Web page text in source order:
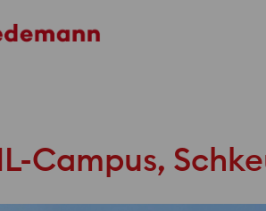
Bank of Kuwait
Campus,